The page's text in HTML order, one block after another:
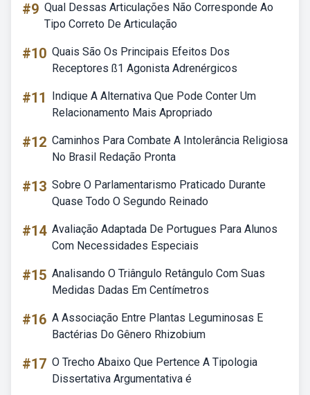
#9 Qual Dessas Articulações Não Corresponde Ao
Tipo Correto De Articulação
#10 Quais São Os Principais Efeitos Dos
Receptores ß1 Agonista Adrenérgicos
#11
Indique A Alternativa Que Pode Conter Um
Relacionamento Mais Apropriado
#12 Caminhos Para Combate A Intolerância Religiosa
No Brasil Redação Pronta
#13 Sobre O Parlamentarismo Praticado Durante
Quase Todo O Segundo Reinado
#14 Avaliação Adaptada De Portugues Para Alunos
Com Necessidades Especiais
#15 Analisando O Triângulo Retângulo Com Suas
Medidas Dadas Em Centímetros
#16 A Associação Entre Plantas Leguminosas E
Bactérias Do Gênero Rhizobium
#17 O Trecho Abaixo Que Pertence A Tipologia
Dissertativa Argumentativa é